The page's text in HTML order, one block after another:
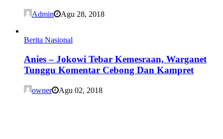
Admin Agu 28, 2018
Berita Nasional
Anies – Jokowi Tebar Kemesraan, Warganet
Tunggu Komentar Cebong Dan Kampret
owner Agu 02, 2018